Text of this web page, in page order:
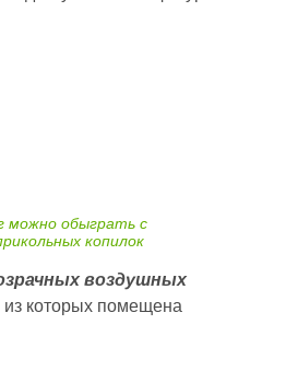
можно обыграть с
копилок
воздушных
которых помещена